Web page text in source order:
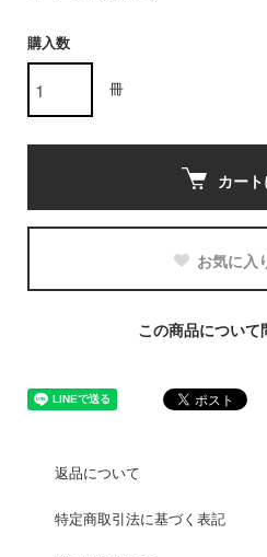
購入数
冊
カー
お気に入
この商品について
返品について
特定商取引法に基づく表記